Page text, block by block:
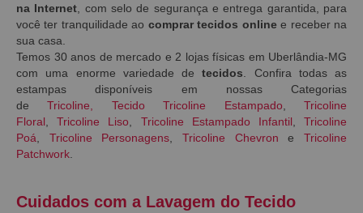
na Internet, com selo de segurança e entrega garantida, para
você ter tranquilidade ao comprar tecidos onlinee receber na
sua casa.
Temos 30 anos de mercado e 2 lojas físicas em Uberlândia-MG
com uma enorme variedade detecidos. Confira todas as
estampas disponíveis em nossas Categorias
deTricoline, Tecido Tricoline Estampado,Tricoline
Floral,Tricoline Liso, Tricoline Estampado Infantil,Tricoline
Poá, Tricoline Personagens,Tricoline Chevron eTricoline
Patchwork.
Cuidados com a Lavagem do Tecido